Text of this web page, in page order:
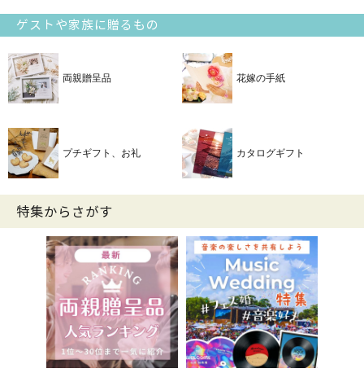
ゲストや家族に贈るもの
両親贈呈品 花嫁の手紙
プチギフト、お礼 カタログギフト
特集からさがす